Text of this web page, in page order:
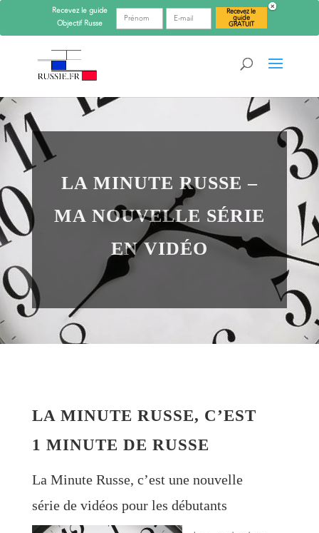
LA MINUTE RUSSE –
MA NOUVELLE SÉRIE
EN VIDÉO
LA MINUTE RUSSE, C’EST
1 MINUTE DE RUSSE
La Minute Russe, c’est une nouvelle
série de vidéos pour les débutants
Recevez le guide
ObjectifRusse
Recevez le
guide
GRATUIT